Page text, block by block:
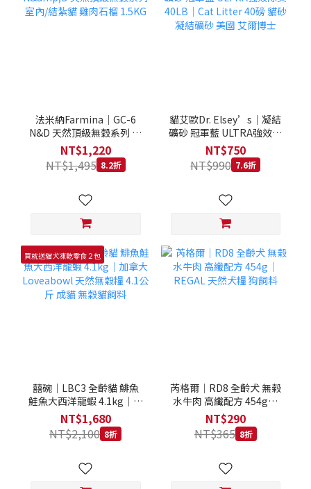
法米納Farmina｜GC-6
N&D 天然頂級無穀系列 室
內/結紮貓 雞肉石榴 1.5KG
NT$1,220
NT$1,495 8.2折
貓艾歐Dr. Elsey’s｜凝結
礦砂 冠軍藍 ULTRA強效除
臭 40LB｜Cat Litter 40磅
士
NT$750
NT$990 7.6折
買就送貓犬凍乾零食２包
囍碗｜LBC3 全齡貓 鯡魚
鮭魚大西洋龍蝦 4.1kg｜加
拿大 Loveabowl 天然無穀
糧 4.1公斤 成貓 無穀貓飼
料
NT$1,680
NT$2,100 8折
芮格爾｜RD8 全齡犬 無榖
水牛肉 高纖配方 454g｜
REGAL 天然犬糧 狗飼料
NT$290
NT$365 8折